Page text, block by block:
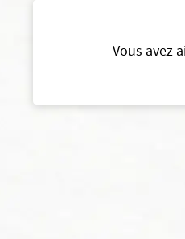
Vous avez